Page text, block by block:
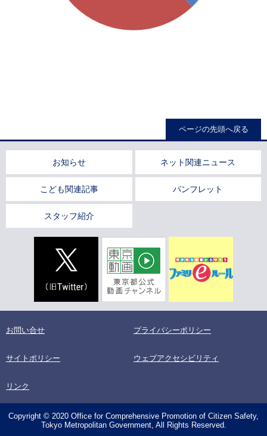
ページの先頭へ戻る
お知らせ ネット関連ニュース
こども関連記事 パンフレット
スタッフ紹介
お問い合せ プライバシーポリシー
サイトポリシー ウェブアクセシビリティ
リンク
Copyright © 2020 Office for Comprehensive Promotion of Citizen Safety,
Tokyo Metropolitan Government, All Rights Reserved.